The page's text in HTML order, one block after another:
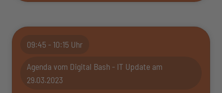
09:45 - 10:15 Uhr
Agenda vom Digital Bash - IT Update am
29.03.2023